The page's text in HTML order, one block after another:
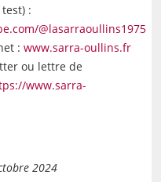
:
@lasarraoullins1975
: www.sarra-oullins.fr
ou lettre de
www.sarra-
2024